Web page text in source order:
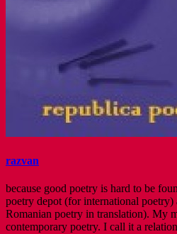
razvan
because good poetry is hard to be
poetry depot (for international
Romanian poetry in translation). My
contemporary poetry. I call it a